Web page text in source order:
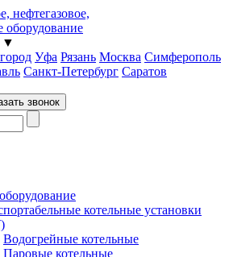
нефтегазовое,
оборудование
▼
Уфа Рязань Москва Симферополь
Санкт-Петербург Саратов
звонок
котельные установки
Водогрейные котельные
Паровые котельные